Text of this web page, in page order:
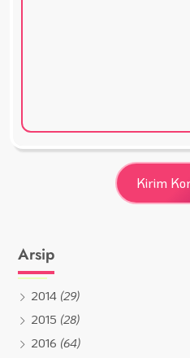
Arsip
2014 (29)
2015 (28)
2016 (64)